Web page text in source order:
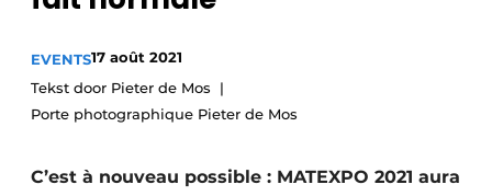
Video’s
Construction bois
EVENTS17 août 2021
Tekst door Pieter de Mos
Porte photographique Pieter de Mos
C’est à nouveau possible : MATEXPO 2021 aura